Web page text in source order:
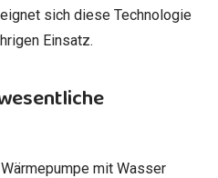
sich diese Technologie
Einsatz.
mit Wasser